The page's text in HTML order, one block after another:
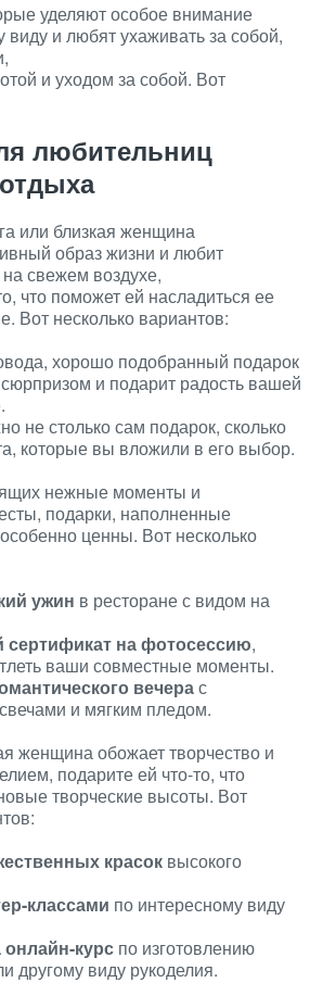
уделяют особое внимание
и любят ухаживать за собой,
и уходом за собой. Вот
любительниц
или близкая женщина
образ жизни и любит
свежем воздухе,
что поможет ей насладиться ее
Вот несколько вариантов:
хорошо подобранный подарок
и подарит радость вашей
не столько сам подарок, сколько
которые вы вложили в его выбор.
нежные моменты и
подарки, наполненные
ценны. Вот несколько
ужин в ресторане с видом на
на фотосессию,
ваши совместные моменты.
вечерас
и мягким пледом.
женщина обожает творчество и
подарите ей что-то, что
творческие высоты. Вот
красок высокого
классами по интересному виду
курс по изготовлению
другому виду рукоделия.